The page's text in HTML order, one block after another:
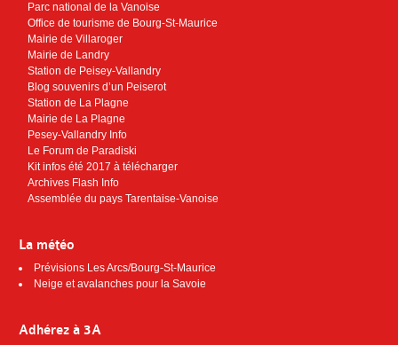
Parc national de la Vanoise
Office de tourisme de Bourg-St-Maurice
Mairie de Villaroger
Mairie de Landry
Station de Peisey-Vallandry
Blog souvenirs d’un Peiserot
Station de La Plagne
Mairie de La Plagne
Pesey-Vallandry Info
Le Forum de Paradiski
Kit infos été 2017 à télécharger
Archives Flash Info
Assemblée du pays Tarentaise-Vanoise
La météo
Prévisions Les Arcs/Bourg-St-Maurice
Neige et avalanches pour la Savoie
Adhérez à 3A